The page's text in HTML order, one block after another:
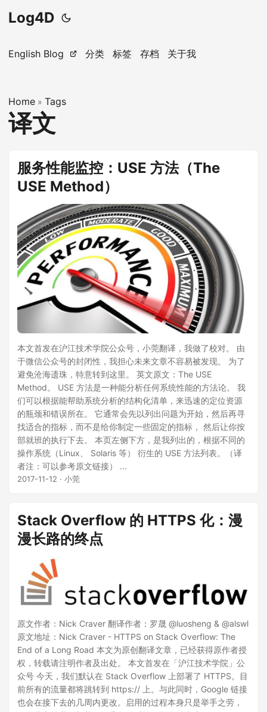
Log4D
English Blog 分类 标签 存档 关于我
Home » Tags
译文
服务性能监控：USE 方法（The
USE Method）
本文首发在沪江技术学院公众号，小莞翻译，我做了校对。 由
于微信公众号的封闭性，我担心未来文章不容易被发现。 为了
避免沧海遗珠，特意转到这里。 英文原文：The USE
Method。 USE 方法是一种能分析任何系统性能的方法论。 我
们可以根据能帮助系统分析的结构化清单，来迅速的定位资源
的瓶颈和错误所在。 它通常会先以列出问题为开始，然后再寻
找适合的指标，而不是给你制定一些固定的指标， 然后让你按
部就班的执行下去。 本页左侧下方，是我列出的，根据不同的
操作系统（Linux、 Solaris 等） 衍生的 USE 方法列表。（译
者注：可以参考原文链接） ...
2017-11-12 · 小莞
Stack Overflow 的 HTTPS 化：漫
漫长路的终点
原文作者：Nick Craver 翻译作者：罗晟 @luosheng & @alswl
原文地址：Nick Craver - HTTPS on Stack Overflow: The
End of a Long Road 本文为原创翻译文章，已经获得原作者授
权，转载请注明作者及出处。 本文首发在「沪江技术学院」公
众号 今天，我们默认在 Stack Overflow 上部署了 HTTPS。目
前所有的流量都将跳转到 https:// 上。与此同时，Google 链接
也会在接下去的几周内更改。启用的过程本身只是举手之劳，